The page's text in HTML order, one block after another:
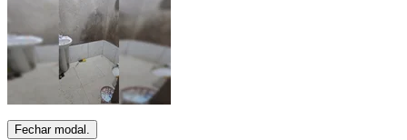
Fechar modal.